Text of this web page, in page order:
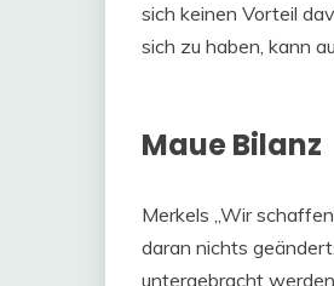
sich keinen Vorteil
sich zu haben, kann
Maue Bilanz
Merkels „Wir
daran nichts
untergebracht